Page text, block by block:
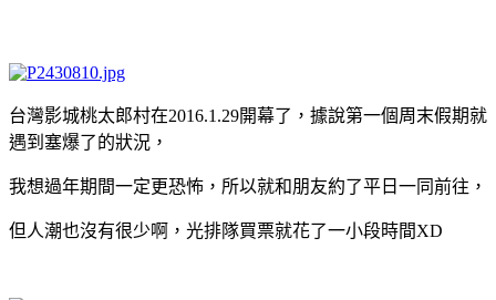
台灣影城桃太郎村在2016.1.29開幕了，據說第一個周末假期就
遇到塞爆了的狀況，
我想過年期間一定更恐怖，所以就和朋友約了平日一同前往，
但人潮也沒有很少啊，光排隊買票就花了一小段時間XD